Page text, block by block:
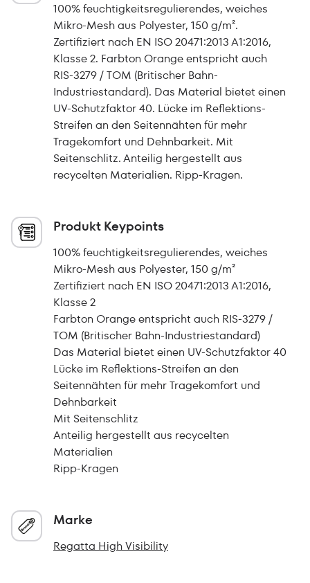
100% feuchtigkeitsregulierendes, weiches
Mikro-Mesh aus Polyester, 150 g/m².
Zertifiziert nach EN ISO 20471:2013 A1:2016,
Klasse 2. Farbton Orange entspricht auch
RIS-3279 / TOM (Britischer Bahn-
Industriestandard). Das Material bietet einen
UV-Schutzfaktor 40. Lücke im Reflektions-
Streifen an den Seitennähten für mehr
Tragekomfort und Dehnbarkeit. Mit
Seitenschlitz. Anteilig hergestellt aus
recycelten Materialien. Ripp-Kragen.
Produkt Keypoints
100% feuchtigkeitsregulierendes, weiches
Mikro-Mesh aus Polyester, 150 g/m²
Zertifiziert nach EN ISO 20471:2013 A1:2016,
Klasse 2
Farbton Orange entspricht auch RIS-3279 /
TOM (Britischer Bahn-Industriestandard)
Das Material bietet einen UV-Schutzfaktor 40
Lücke im Reflektions-Streifen an den
Seitennähten für mehr Tragekomfort und
Dehnbarkeit
Mit Seitenschlitz
Anteilig hergestellt aus recycelten
Materialien
Ripp-Kragen
Marke
Regatta High Visibility